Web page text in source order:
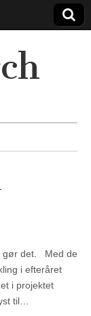
gør det. Med de
i efteråret
i projektet
til…